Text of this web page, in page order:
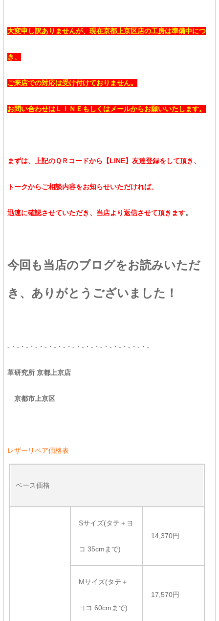
大変申し訳ありませんが、現在京都上京区店の工房は準備中につ
き、
ご来店での対応は受け付けておりません。
お問い合わせはＬＩＮＥもしくはメールからお願いいたします。
まずは、上記のＱＲコードから【LINE】友達登録をして頂き、
トークからご相談内容をお知らせいただければ、
迅速に確認させていただき、当店より返信させて頂きます。
今回も当店のブログをお読みいただ
き、ありがとうございました！
-・-・-・-・-・-・-・-・-・-・-・-・-・-・-・-
革研究所 京都上京店
京都市上京区
レザーリペア価格表
ベース価格
Sサイズ(タテ＋ヨ
コ 35cmまで)
14,370円
Mサイズ(タテ＋
ヨコ 60cmまで)
17,570円